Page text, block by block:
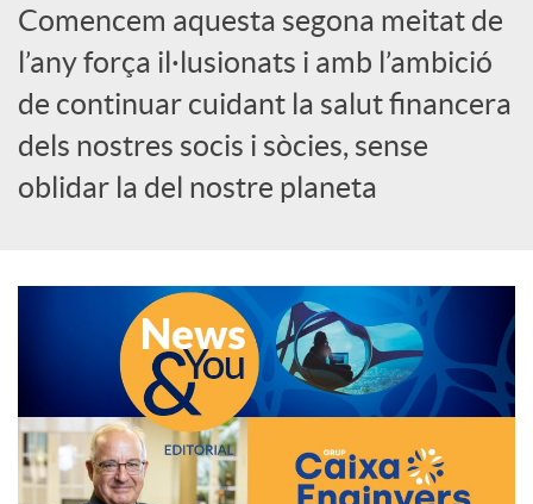
r
x
e
s
S
o
Comencem aquesta segona meitat de
l’any força il·lusionats i amb l’ambició
de continuar cuidant la salut financera
dels nostres socis i sòcies, sense
oblidar la del nostre planeta